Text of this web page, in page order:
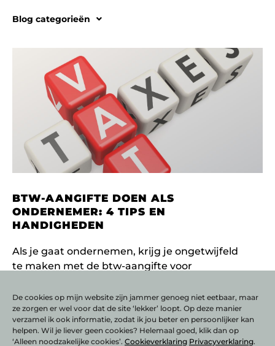
De cookies op mijn website zijn jammer genoeg niet eetbaar, maar
ze zorgen er wel voor dat de site ‘lekker’ loopt. Op deze manier
verzamel ik ook informatie, zodat ik jou beter en persoonlijker kan
helpen. Wil je liever geen cookies? Helemaal goed, klik dan op
‘Alleen noodzakelijke cookies’. Cookieverklaring Privacyverklaring.
Blog categorieën
BTW-AANGIFTE DOEN ALS
ONDERNEMER: 4 TIPS EN
HANDIGHEDEN
Als je gaat ondernemen, krijg je ongetwijfeld
te maken met de btw-aangifte voor
toegevoegde waarde, ook wel omzetbelasting
genoemd. Het
LEES VERDER